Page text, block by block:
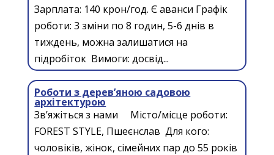
Зарплата: 140 крон/год. Є аванси Графік
роботи: 3 зміни по 8 годин, 5-6 днів в
тиждень, можна залишатися на
підробіток Вимоги: досвід...
Роботи з дерев’яною садовою
архітектурою
Зв’яжіться з нами Місто/місце роботи:
FOREST STYLE, Пшеєнслав Для кого:
чоловіків, жінок, сімейних пар до 55 років